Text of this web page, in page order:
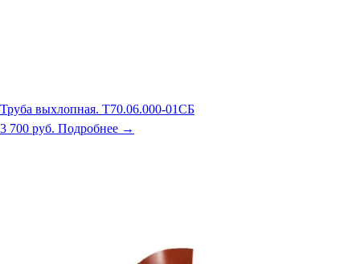
Труба выхлопная. Т70.06.000-01СБ
3 700 руб. Подробнее →